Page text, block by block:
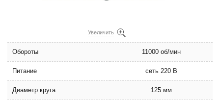
Увеличить
Обороты 11000 об/мин
Питание сеть 220 В
Диаметр круга 125 мм